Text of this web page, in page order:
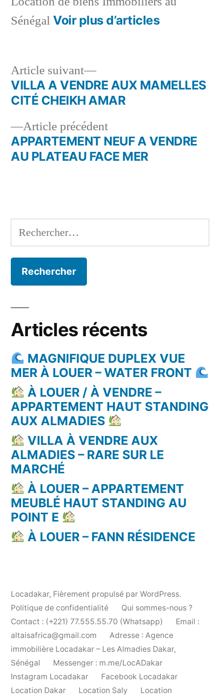
Sénégal Voir plus d’articles
Navigation
l’article
Article précédentArticle
précédent :
APPARTEMENT NEUF A VENDRE
AU PLATEAU FACE MER
Article suivant
Article
suivant :
VILLA A VENDRE AUX MAMELLES
CITÉ CHEIKH AMAR
Rechercher :
Articles récents
MAGNIFIQUE DUPLEX VUE
MER À LOUER – WATER FRONT
À LOUER / À VENDRE –
APPARTEMENT HAUT STANDING
AUX ALMADIES
VILLA À VENDRE AUX
ALMADIES – RARE SUR LE
MARCHÉ
À LOUER – APPARTEMENT
MEUBLÉ HAUT STANDING AU
POINT E
À LOUER – FANN RÉSIDENCE
Locadakar, Fièrement propulsé par WordPress.
Politique de confidentialité
Qui sommes-nous ?
Contact : (+221) 77.555.55.70 (Whatsapp)
Email :
altaisafrica@gmail.com
Adresse : Agence
immobilière Locadakar – Les Almadies Dakar,
Sénégal
Messenger : m.me/LocADakar
Instagram Locadakar
Facebook Locadakar
Location Dakar
Location Saly Location